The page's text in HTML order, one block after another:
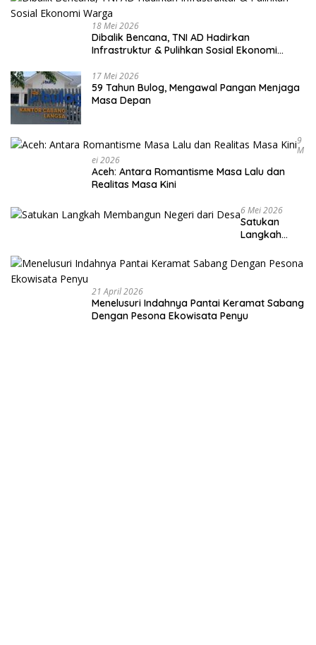
18 Mei 2026
Dibalik Bencana, TNI AD Hadirkan
Infrastruktur & Pulihkan Sosial Ekonomi
17 Mei 2026
59 Tahun Bulog, Mengawal Pangan Menjaga
Masa Depan
9
M
Ei 2026
Aceh: Antara Romantisme Masa Lalu dan
Realitas Masa Kini
6 Mei 2026
Satukan
Langkah
Negeri dari
Desa
21 April 2026
Menelusuri Indahnya Pantai Keramat Sabang
Dengan Pesona Ekowisata Penyu